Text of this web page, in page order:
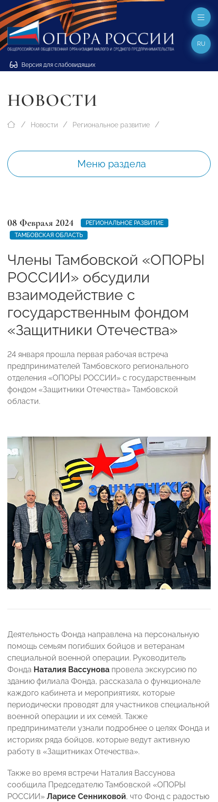
Версия для слабовидящих
RU
НОВОСТИ
Новости Региональное развитие
Меню раздела
08 Февраля 2024
РЕГИОНАЛЬНОЕ РАЗВИТИЕ
ТАМБОВСКАЯ ОБЛАСТЬ
Члены Тамбовской «ОПОРЫ
РОССИИ» обсудили
взаимодействие с
государственным фондом
«Защитники Отечества»
24 января прошла первая рабочая встреча
предпринимателей Тамбовского регионального
отделения «ОПОРЫ РОССИИ» с государственным
фондом «Защитники Отечества» Тамбовской
области.
Деятельность Фонда направлена на персональную
помощь семьям погибших бойцов и ветеранам
специальной военной операции. Руководитель
Фонда Наталия Вассунова провела экскурсию по
зданию филиала Фонда, рассказала о функционале
каждого кабинета и мероприятиях, которые
периодически проводят для участников специальной
военной операции и их семей. Также
предприниматели узнали подробнее о целях Фонда и
историях ряда бойцов, которые ведут активную
работу в «Защитниках Отечества».
Также во время встречи Наталия Вассунова
сообщила Председателю Тамбовской «ОПОРЫ
РОССИИ» Ларисе Сенниковой, что Фонд с радостью